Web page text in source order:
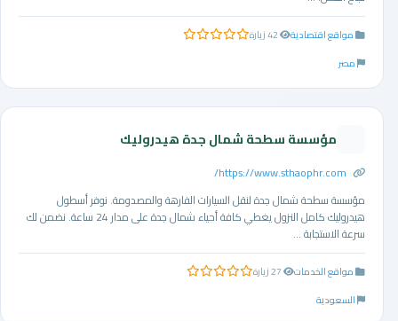
مواقع اقتصادية 0.0 من 5 نجوم
مصر
مؤسسة سطحة شمال جدة هيدروليك
https://www.sthaophr.com/
مؤسسة سطحة شمال جدة لنقل السيارات الفارهة والمصدومة. نوفر أسطول
هيدروليك كامل النزول يغطي كافة أحياء شمال جدة على مدار 24 ساعة. نضمن لك
سرعة الاستجابة ...
مواقع الخدمات 0.0 من 5 نجوم
السعودية